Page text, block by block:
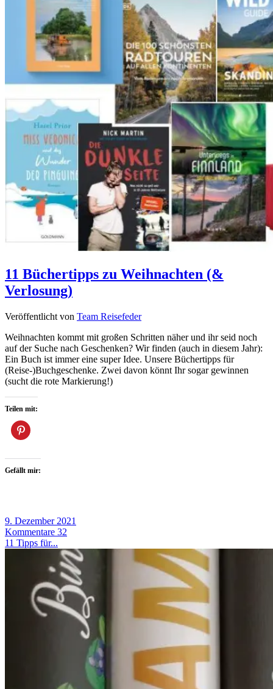
11 Büchertipps zu Weihnachten (&
Verlosung)
Veröffentlicht von Team Reisefeder
Weihnachten kommt mit großen Schritten näher und ihr seid noch
auf der Suche nach Geschenken? Wir finden (auch in diesem Jahr):
Ein Buch ist immer eine super Idee. Unsere Büchertipps für
(Reise-)Buchgeschenke. Zwei davon könnt Ihr sogar gewinnen
(sucht die rote Markierung!)
Teilen mit:
Gefällt mir:
9. Dezember 2021
Kommentare 32
11 Tipps für...